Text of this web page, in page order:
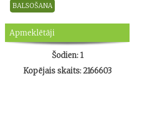
Apmeklētāji
Šodien: 1
Kopējais skaits: 2166603